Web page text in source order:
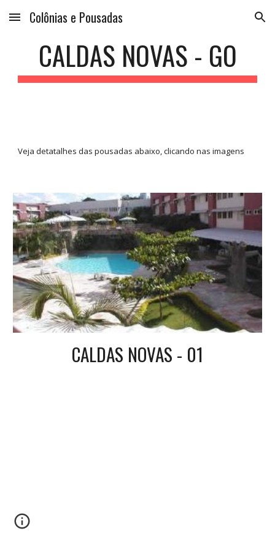
Skip to main content Skip to navigation
Colônias e Pousadas
CALDAS NOVAS - GO
Veja detatalhes das pousadas abaixo, clicando nas imagens
CALDAS NOVAS - 01